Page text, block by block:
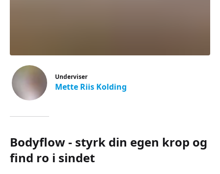
Underviser
Mette Riis Kolding
Bodyflow - styrk din egen krop og
find ro i sindet